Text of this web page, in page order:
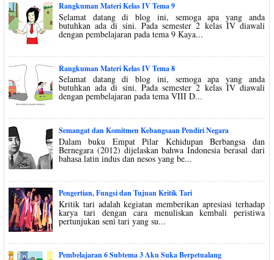
Rangkuman Materi Kelas IV Tema 9
Selamat datang di blog ini, semoga apa yang anda
butuhkan ada di sini. Pada semester 2 kelas IV diawali
dengan pembelajaran pada tema 9 Kaya...
Rangkuman Materi Kelas IV Tema 8
Selamat datang di blog ini, semoga apa yang anda
butuhkan ada di sini. Pada semester 2 kelas IV diawali
dengan pembelajaran pada tema VIII D...
Semangat dan Komitmen Kebangsaan Pendiri Negara
Dalam buku Empat Pilar Kehidupan Berbangsa dan
Bernegara (2012) dijelaskan bahwa Indonesia berasal dari
bahasa latin indus dan nesos yang be...
Pengertian, Fungsi dan Tujuan Kritik Tari
Kritik tari adalah kegiatan memberikan apresiasi terhadap
karya tari dengan cara menuliskan kembali peristiwa
pertunjukan seni tari yang su...
Pembelajaran 6 Subtema 3 Aku Suka Berpetualang